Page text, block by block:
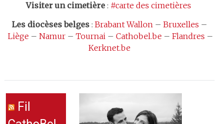
Visiter un cimetière: #carte des cimetières
Les diocèses belges: Brabant Wallon– Bruxelles –
Liège – Namur– Tournai– Cathobel.be – Flandres –
Kerknet.be
Fil